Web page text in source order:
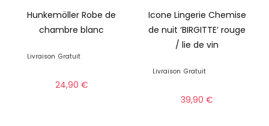
Hunkemöller Robe de
chambre blanc
Livraison Gratuit
24,90 €
Icone Lingerie Chemise
de nuit ‘BIRGITTE’ rouge
/ lie de vin
Livraison Gratuit
39,90€